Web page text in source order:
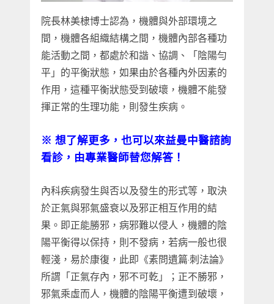
院長林美棣博士認為，機體與外部環境之
間，機體各組織結構之間，機體內部各種功
能活動之間，都處於和諧、協調、「陰陽勻
平」的平衡狀態，如果由於各種內外因素的
作用，這種平衡狀態受到破壞，機體不能發
揮正常的生理功能，則發生疾病。
※ 想了解更多，也可以來益曼中醫諮詢
看診，由專業醫師替您解答！
內科疾病發生與否以及發生的形式等，取決
於正氣與邪氣盛衰以及邪正相互作用的結
果。即正能勝邪，病邪難以侵人，機體的陰
陽平衡得以保持，則不發病，若病一般也很
輕淺，易於康復，此即《素問遺篇·刺法論》
所謂「正氣存內，邪不可乾」；正不勝邪，
邪氣乘虛而人，機體的陰陽平衡遭到破壞，